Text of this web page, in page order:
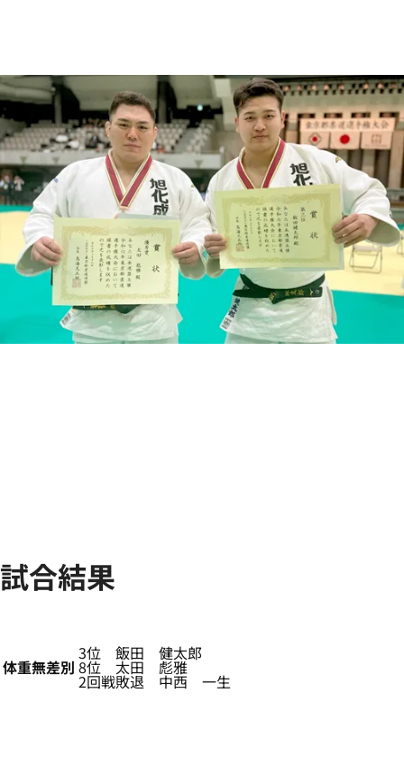
試合結果
体重無差別
3位 飯田 健太郎
8位 太田 彪雅
2回戦敗退 中西 一生